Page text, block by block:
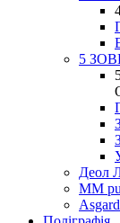
5
Деол
MM